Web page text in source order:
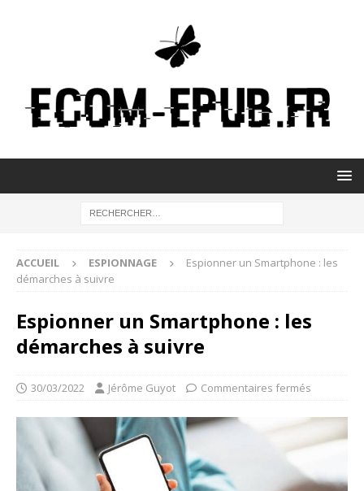
ACCUEIL ESPIONNAGE
Espionner un Smartphone : les
démarches à suivre
Espionner un Smartphone : les
démarches à suivre
30/03/2022 Jérôme Guyot Commentaires fermés